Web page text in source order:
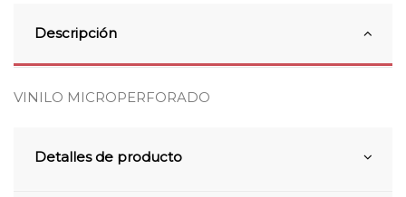
Descripción
VINILO MICROPERFORADO
Detalles de producto